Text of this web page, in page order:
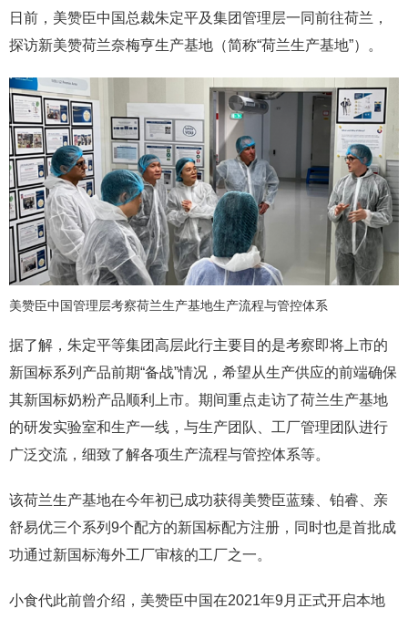
日前，美赞臣中国总裁朱定平及集团管理层一同前往荷兰，
探访新美赞荷兰奈梅亨生产基地（简称“荷兰生产基地”）。
美赞臣中国管理层考察荷兰生产基地生产流程与管控体系
据了解，朱定平等集团高层此行主要目的是考察即将上市的
新国标系列产品前期“备战”情况，希望从生产供应的前端确保
其新国标奶粉产品顺利上市。期间重点走访了荷兰生产基地
的研发实验室和生产一线，与生产团队、工厂管理团队进行
广泛交流，细致了解各项生产流程与管控体系等。
该荷兰生产基地在今年初已成功获得美赞臣蓝臻、铂睿、亲
舒易优三个系列9个配方的新国标配方注册，同时也是首批成
功通过新国标海外工厂审核的工厂之一。
小食代此前曾介绍，美赞臣中国在2021年9月正式开启本地